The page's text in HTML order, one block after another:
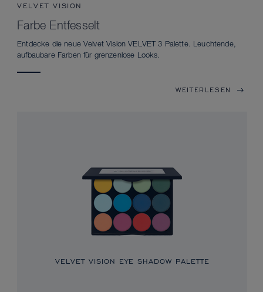
VELVET VISION
Farbe Entfesselt
Entdecke die neue Velvet Vision VELVET 3 Palette. Leuchtende,
aufbaubare Farben für grenzenlose Looks.
WEITERLESEN
VELVET VISION EYE SHADOW PALETTE